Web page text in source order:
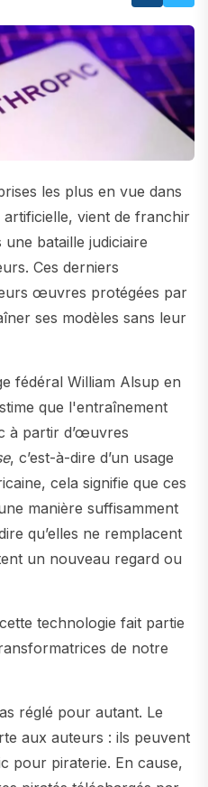
les plus en vue dans
artificielle, vient de franchir
bataille judiciaire
Ces derniers
œuvres protégées par
ses modèles sans leur
fédéral William Alsup en
que l'entraînement
à partir d’œuvres
, c’est-à-dire d’un usage
cela signifie que ces
manière suffisamment
qu’elles ne remplacent
un nouveau regard ou
technologie fait partie
de notre
réglé pour autant. Le
aux auteurs : ils peuvent
pour piraterie. En cause,